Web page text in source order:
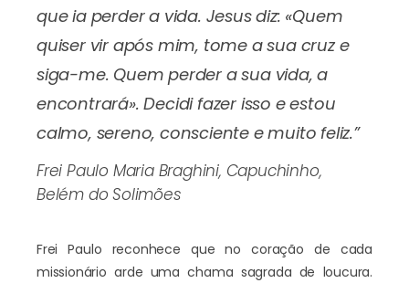
que ia perder a vida. Jesus diz: «Quem
quiser vir após mim, tome a sua cruz e
siga-me. Quem perder a sua vida, a
encontrará». Decidi fazer isso e estou
calmo, sereno, consciente e muito feliz.”
Frei Paulo Maria Braghini, Capuchinho,
Belém do Solimões
Frei Paulo reconhece que no coração de cada
missionário arde uma chama sagrada de loucura.